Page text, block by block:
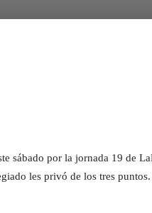
sábado por la jornada 19 de
les privó de los tres puntos.